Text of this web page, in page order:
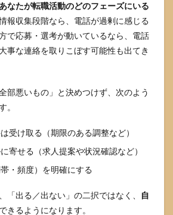
あなたが転職活動のどのフェーズにいる
報収集段階なら、電話が過剰に感じる
で応募・選考が動いているなら、電話
事な連絡を取りこぼす可能性も出てき
部悪いもの」と決めつけず、次のよう
。
受け取る（期限のある調整など）
寄せる（求人提案や状況確認など）
・頻度）を明確にする
「出る／出ない」の二択ではなく、
自
きるようになります。